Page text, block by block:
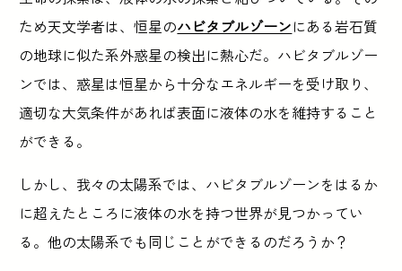
ため天文学者は、恒星のハビタブルゾーンにある岩石質
の地球に似た系外惑星の検出に熱心だ。ハビタブルゾー
ンでは、惑星は恒星から十分なエネルギーを受け取り、
適切な大気条件があれば表面に液体の水を維持すること
ができる。
しかし、我々の太陽系では、ハビタブルゾーンをはるか
に超えたところに液体の水を持つ世界が見つかってい
る。他の太陽系でも同じことができるのだろうか？